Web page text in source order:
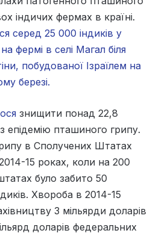
індичих фермах в країні.
серед 25 000 індиків у
фермі в селі Магал біля
побудованої Ізраїлем на
березі.
знищити понад 22,8
епідемію пташиного грипу.
в Сполучених Штатах
15 роках, коли на 200
було забито 50
Хвороба в 2014-15
3 мільярди доларів
доларів федеральних